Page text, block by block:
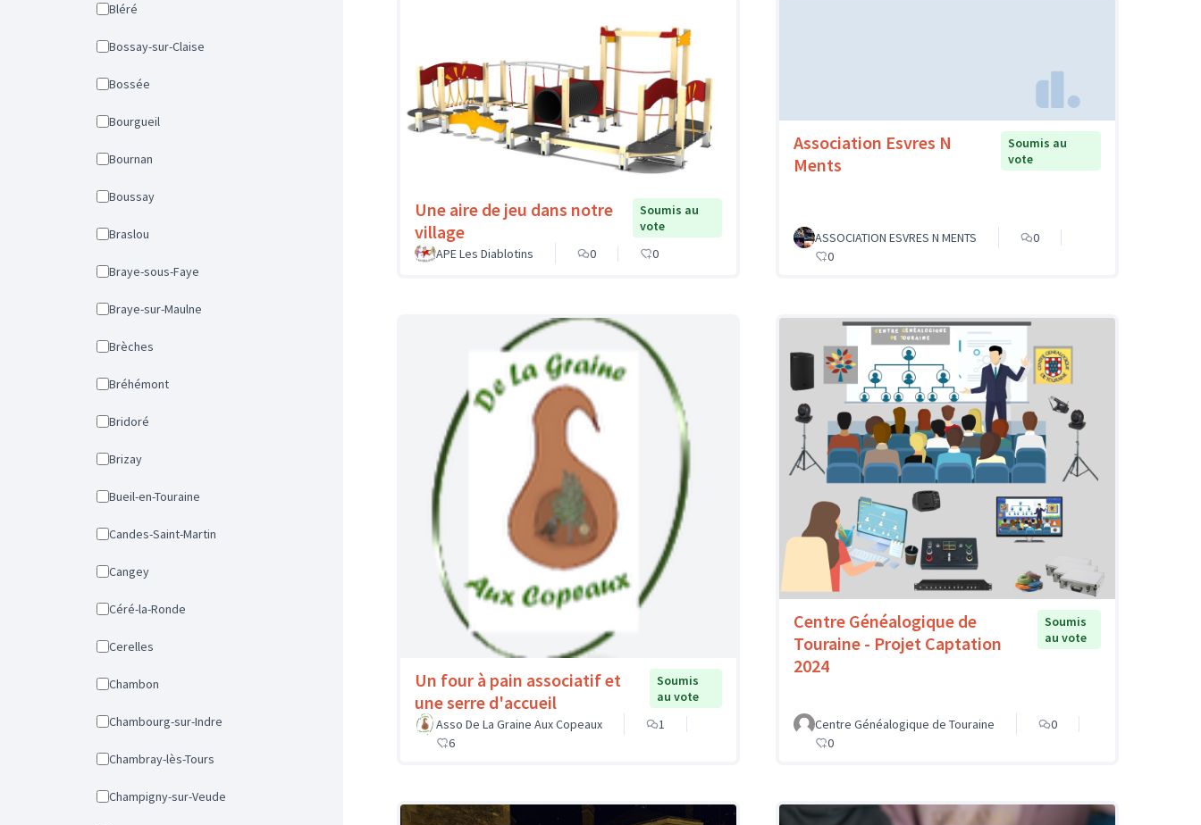
Bléré
Bossay-sur-Claise
Bossée
Bourgueil
Bournan
Boussay
Braslou
Braye-sous-Faye
Braye-sur-Maulne
Brèches
Bréhémont
Bridoré
Brizay
Bueil-en-Touraine
Candes-Saint-Martin
Cangey
Céré-la-Ronde
Cerelles
Chambon
Chambourg-sur-Indre
Chambray-lès-Tours
Champigny-sur-Veude
Une aire de jeu dans notre
village
Soumis au
vote
APE Les Diablotins
0 0
Association Esvres N
Ments
Soumis au
vote
ASSOCIATION ESVRES N MENTS
0
0
Un four à pain associatif et
une serre d'accueil
Soumis
au vote
Asso De La Graine Aux Copeaux
1
6
Centre Généalogique de
Touraine - Projet Captation
2024
Soumis
au vote
Centre Généalogique de Touraine
0
0